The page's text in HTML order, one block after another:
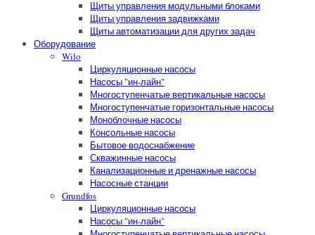
Щиты управления модульными блоками
Щиты управления задвижками
Щиты автоматизации для других задач
Оборудование
Wilo
Циркуляционные насосы
Насосы "ин-лайн"
Многоступенчатые вертикальные насосы
Многоступенчатые горизонтальные насосы
Моноблочные насосы
Консольные насосы
Бытовое водоснабжение
Скважинные насосы
Канализационные и дренажные насосы
Насосные станции
Grundfos
Циркуляционные насосы
Насосы "ин-лайн"